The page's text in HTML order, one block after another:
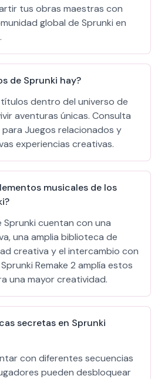
tus obras maestras con
global de Sprunki en
de Sprunki hay?
dentro del universo de
aventuras únicas. Consulta
Juegos relacionados y
experiencias creativas.
musicales de los
Sprunki cuentan con una
una amplia biblioteca de
creativa y el intercambio con
Remake 2 amplía estos
una mayor creatividad.
secretas en Sprunki
con diferentes secuencias
pueden desbloquear